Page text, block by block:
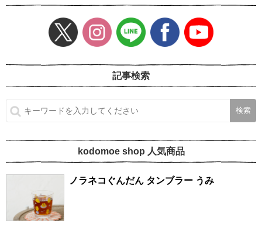
記事検索
kodomoe shop 人気商品
ノラネコぐんだん タンブラー うみ